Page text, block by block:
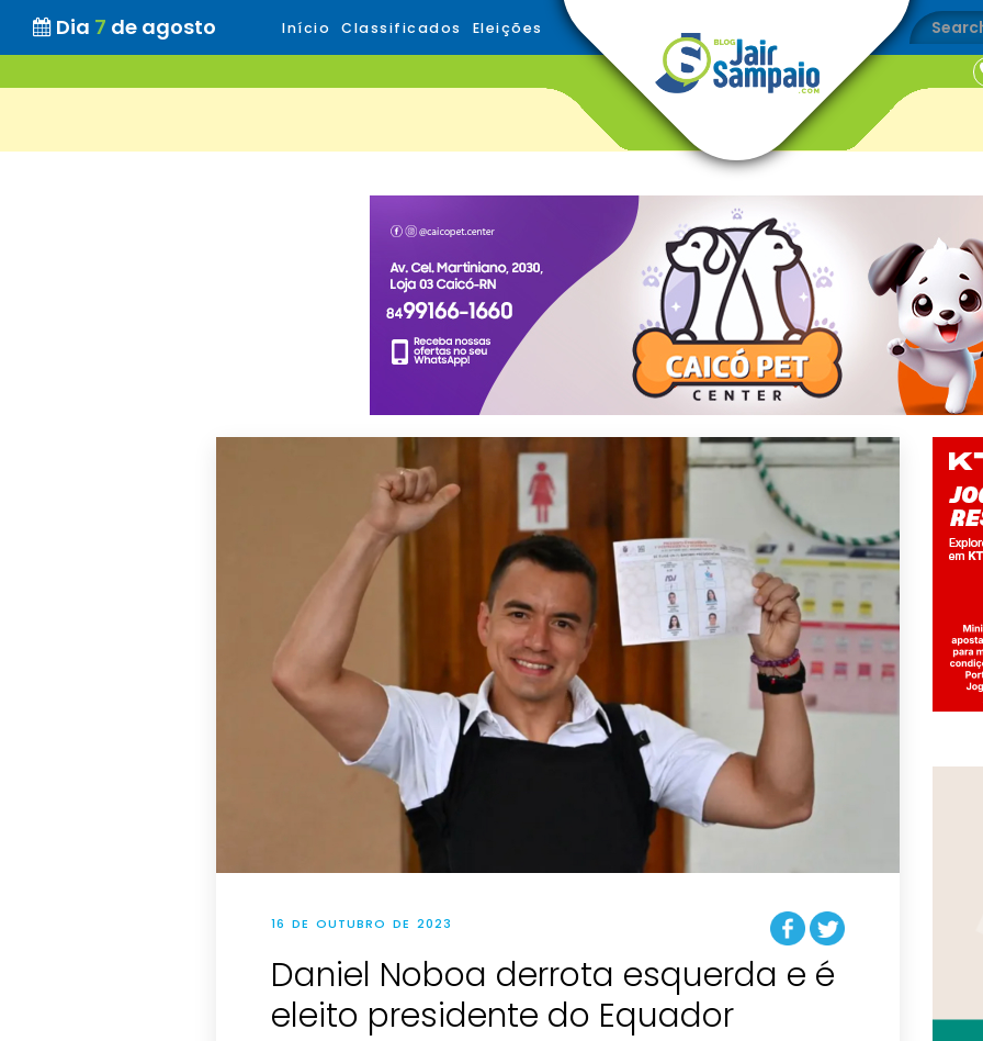
Dia 7 de agosto Início Classificados Eleições
16 DE OUTUBRO DE 2023
Daniel Noboa derrota esquerda e é
eleito presidente do Equador